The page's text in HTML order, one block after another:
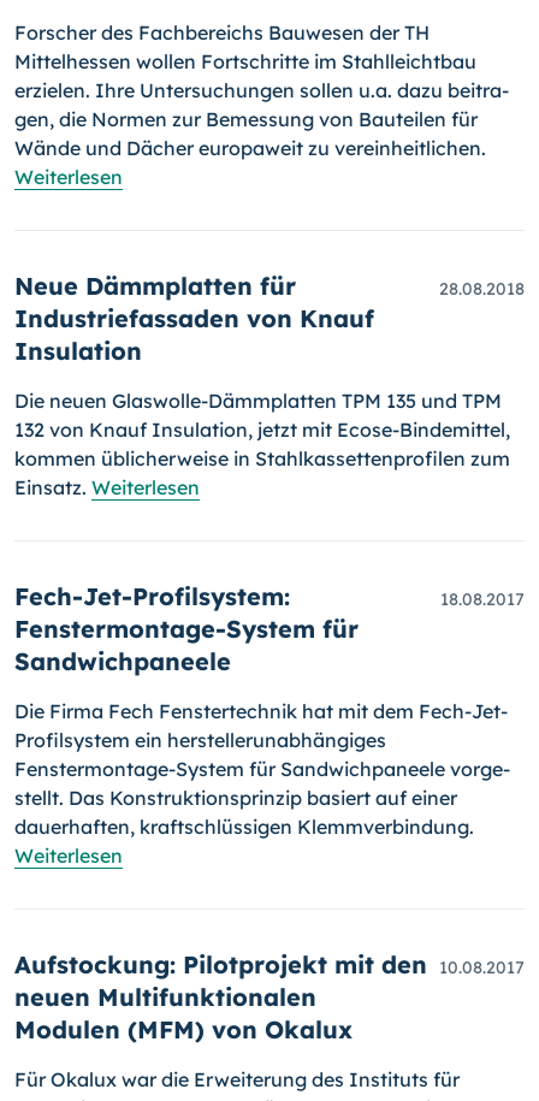
Forscher des Fachbereichs Bauwesen der TH
Mittelhessen wollen Fort­schrit­te im Stahlleichtbau
erzielen. Ihre Untersuchungen sollen u.a. dazu bei­tra­
gen, die Normen zur Bemessung von Bauteilen für
Wände und Dächer euro­pa­weit zu vereinheitlichen.
Weiterlesen
Neue Dämmplatten für
Industriefassaden von Knauf
Insulation
28.08.2018
Die neuen Glaswolle-Dämmplatten TPM 135 und TPM
132 von Knauf Insulation, jetzt mit Ecose-Bindemittel,
kommen üblicherweise in Stahl­kas­set­ten­profilen zum
Einsatz. Weiterlesen
Fech-Jet-Profilsystem:
Fenstermontage-System für
Sandwichpaneele
18.08.2017
Die Firma Fech Fenstertechnik hat mit dem Fech-Jet-
Profilsystem ein her­stellerunabhängiges
Fenstermontage-System für Sandwichpaneele vor­ge­
stellt. Das Konstruktionsprinzip basiert auf einer
dauerhaften, kraftschlüs­sigen Klemmverbindung.
Weiterlesen
Aufstockung: Pilotprojekt mit den
neuen Multifunktionalen
Modulen (MFM) von Okalux
10.08.2017
Für Okalux war die Erweiterung des Instituts für